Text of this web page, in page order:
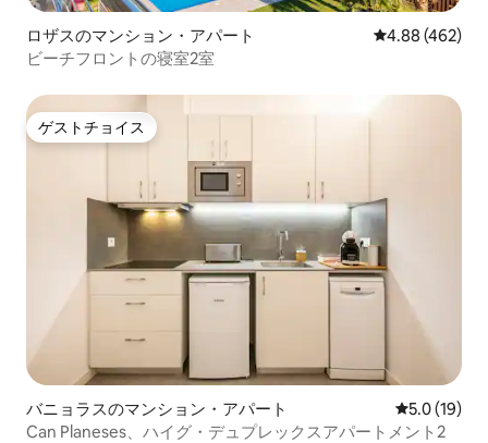
ロザスのマンション・アパート レビュー462
4.88 (462)
ビーチフロントの寝室2室
ゲストチョイス
ゲストチョイス
バニョラスのマンション・アパート レビュー19
5.0 (19)
Can Planeses、ハイグ・デュプレックスアパートメント2